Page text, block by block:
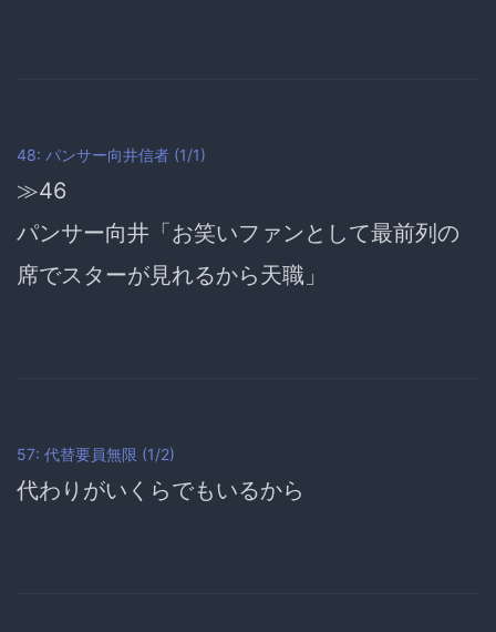
48: パンサー向井信者 (1/1)
≫46
パンサー向井「お笑いファンとして最前列の
席でスターが見れるから天職」
57: 代替要員無限 (1/2)
代わりがいくらでもいるから